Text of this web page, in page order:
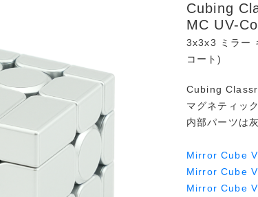
Cubing
MC UV-
3x3x3 ミラー
コート)
Cubing
マグネティッ
内部パーツは
Mirror Cube
Mirror Cube
Mirror Cube